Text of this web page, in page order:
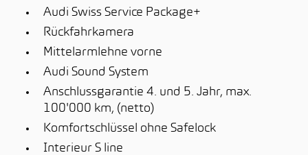
Audi Swiss Service Package+
Rückfahrkamera
Mittelarmlehne vorne
Audi Sound System
Anschlussgarantie 4. und 5. Jahr, max.
100'000 km, (netto)
Komfortschlüssel ohne Safelock
Interieur S line